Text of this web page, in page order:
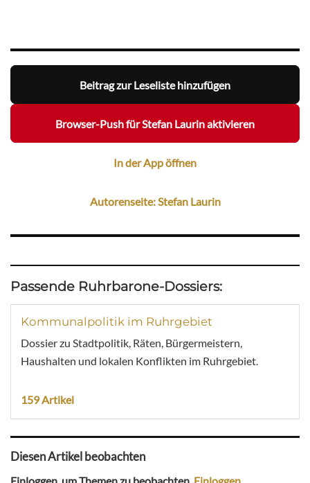
Beitrag zur Leseliste hinzufügen
Browser-Push für Stefan Laurin aktivieren
In der App öffnen
Autorenseite: Stefan Laurin
Passende Ruhrbarone-Dossiers:
Kommunalpolitik im Ruhrgebiet
Dossier zu Stadtpolitik, Räten, Bürgermeistern,
Haushalten und lokalen Konflikten im Ruhrgebiet.
159 Artikel
Diesen Artikel beobachten